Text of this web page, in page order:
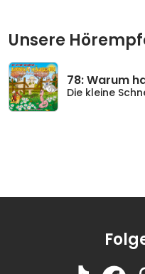
Unsere
78: Warum
Die kleine